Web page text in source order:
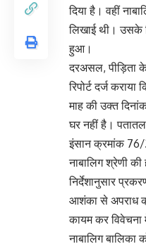
दिया है। वहीं
लिखाई थी। उसके
हुआ।
दरअसल, पीड़िता के
रिपोर्ट दर्ज
माह की उक्त
घर नहीं है।
इंसान क्रमांक 76/
नाबालिग श्रेणी
निर्देशानुसार
आशंका से अपराध
कायम कर विवेचना
नाबालिग